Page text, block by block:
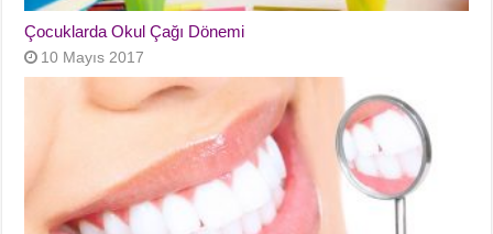
Çocuklarda Okul Çağı Dönemi
10 Mayıs 2017